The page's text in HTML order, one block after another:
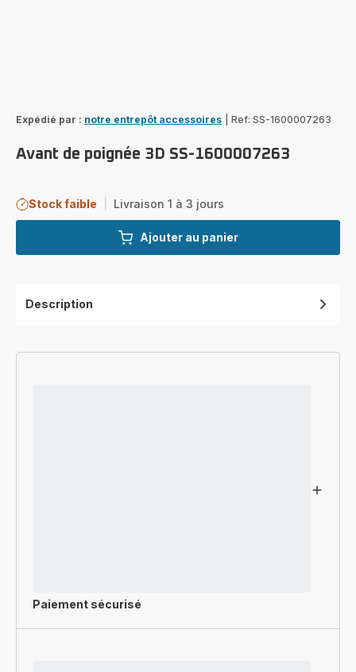
Expédié par : notre entrepôt accessoires Ref: SS-1600007263
Avant de poignée 3D SS-1600007263
Stock faible Livraison 1 à 3 jours
Ajouter au panier
Description
Paiement sécurisé